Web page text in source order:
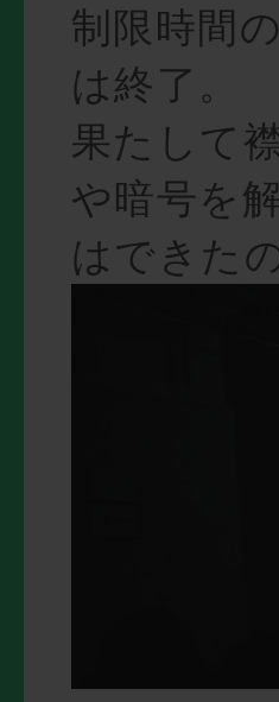
制限時間
は終了。
果たして
や暗号を
はできた